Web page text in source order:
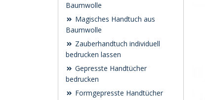
Baumwolle
Magisches Handtuch aus
Baumwolle
Zauberhandtuch individuell
bedrucken lassen
Gepresste Handtücher
bedrucken
Formgepresste Handtücher